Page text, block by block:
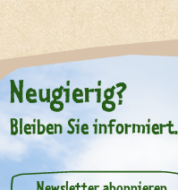
Neugierig?
Bleiben Sie